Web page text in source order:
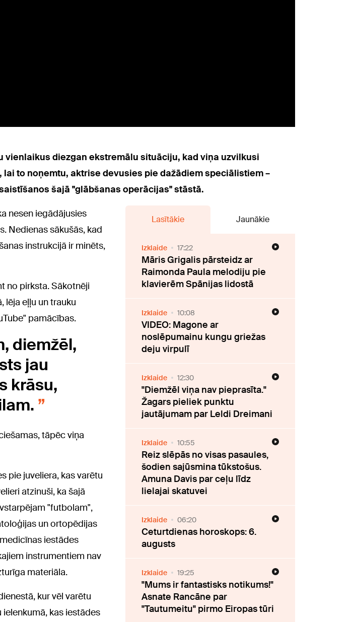
diezgan ekstremālu situāciju, kad viņa uzvilkusi
to noņemtu, aktrise devusies pie dažādiem speciālistiem –
šajā "glābšanas operācijas" stāstā.
nesen iegādājusies
Nedienas sākušās, kad
instrukcijā ir minēts,
no pirksta. Sākotnēji
lēja eļļu un trauku
pamācības.
diemžēl,
jau
krāsu,
tāpēc viņa
pie juveliera, kas varētu
atzinuši, ka šajā
"futbolam",
un ortopēdijas
iestādes
instrumentiem nav
materiāla.
kur vēl varētu
kas iestādes
Lasītākie Jaunākie
Izklaide 17:22
Māris Grigalis pārsteidz ar
Raimonda Paula melodiju pie
klavierēm Spānijas lidostā
Izklaide 10:08
VIDEO: Magone ar
noslēpumainu kungu griežas
deju virpulī
Izklaide 12:30
"Diemžēl viņa nav pieprasīta."
Žagars pieliek punktu
jautājumam par Leldi Dreimani
Izklaide 10:55
Reiz slēpās no visas pasaules,
šodien sajūsmina tūkstošus.
Amuna Davis par ceļu līdz
lielajai skatuvei
Izklaide 06:20
Ceturtdienas horoskops: 6.
augusts
Izklaide 19:25
"Mums ir fantastisks notikums!"
Asnate Rancāne par
"Tautumeitu" pirmo Eiropas tūri